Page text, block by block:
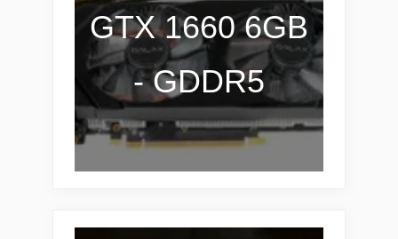
GTX 1660 6GB
- GDDR5